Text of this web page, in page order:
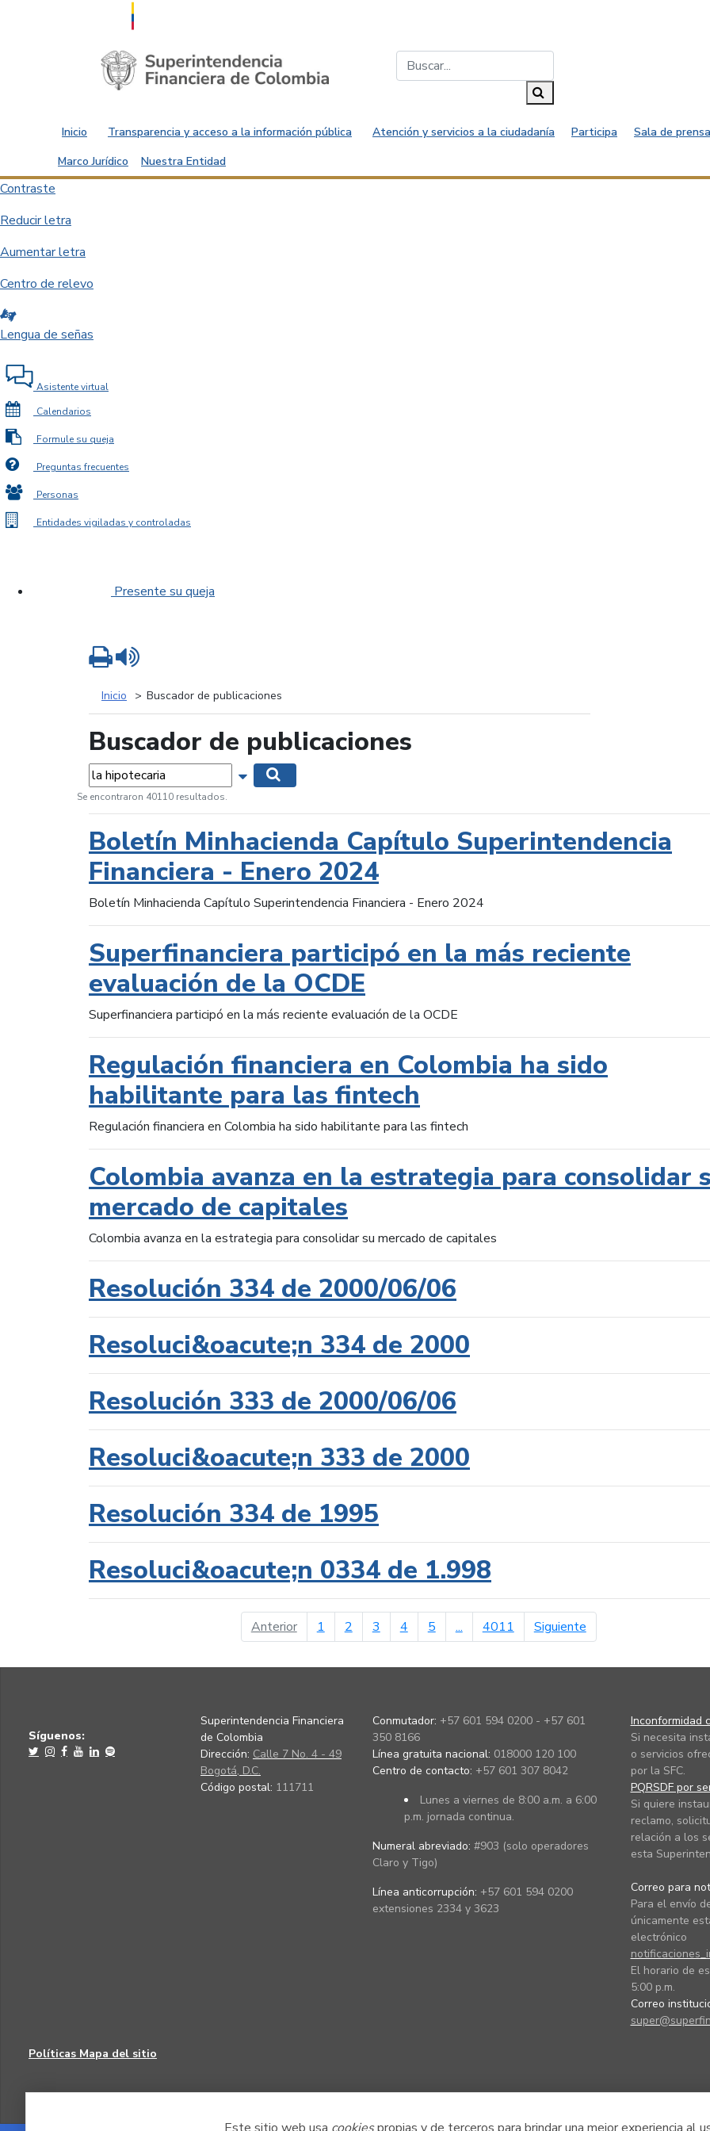
Saltar al contenido principal
Inicio Transparencia y acceso a la información pública Atención y servicios a la ciudadanía Participa
Sala de
Marco Jurídico
Nuestra Entidad
Contraste
Reducir letra
Aumentar letra
Centro de relevo
Lengua de señas
Asistente virtual
Calendarios
Formule su queja
Preguntas frecuentes
Personas
Entidades vigiladas y controladas
Presente su queja
Inicio Buscador de publicaciones
Buscador de publicaciones
Palabras... Mostrar opciones de búsqueda
Se encontraron 40110 resultados.
Boletín Minhacienda Capítulo Superintendencia
Financiera - Enero 2024
Boletín Minhacienda Capítulo Superintendencia Financiera - Enero 2024
Superfinanciera participó en la más reciente
evaluación de la OCDE
Superfinanciera participó en la más reciente evaluación de la OCDE
Regulación financiera en Colombia ha sido
habilitante para las fintech
Regulación financiera en Colombia ha sido habilitante para las fintech
Colombia avanza en la estrategia para consolidar
mercado de capitales
Colombia avanza en la estrategia para consolidar su mercado de capitales
Resolución 334 de 2000/06/06
Resoluci&oacute;n 334 de 2000
Resolución 333 de 2000/06/06
Resoluci&oacute;n 333 de 2000
Resolución 334 de 1995
Resoluci&oacute;n 0334 de 1.998
Anteriorpágina anterior
1 2 3 4 5 ... 4011 Siguientepágina siguiente
Imprimir
Síguenos:
Superintendencia Financiera
de Colombia
Dirección: Calle 7 No. 4 - 49
Bogotá, D.C.
Código postal: 111711
Conmutador: +57 601 594 0200 - +57 601
350 8166
Línea gratuita nacional: 018000 120 100
Centro de contacto: +57 601 307 8042
Lunes a viernes de 8:00 a.m. a 6:00
p.m. jornada continua.
Numeral abreviado: #903 (solo operadores
Claro y Tigo)
Línea anticorrupción: +57 601 594 0200
extensiones 2334 y 3623
Inconformidad
Si necesita
o servicios
por la SFC.
PQRSDF por
Si quiere
reclamo,
relación a los
esta
Correo para
Para el envío
únicamente
electrónico
El horario de
5:00 p.m.
Correo
Políticas Mapa del sitio